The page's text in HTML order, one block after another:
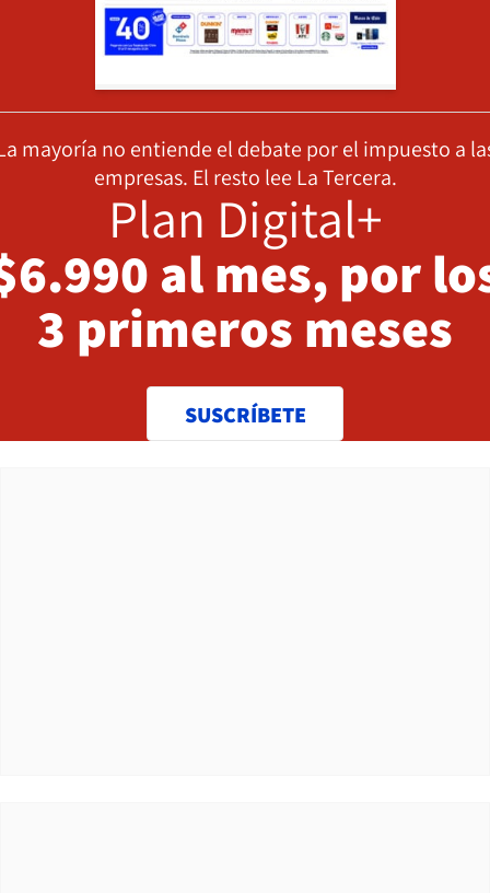
mayoría no entiende el debate por el impuesto a
empresas. El resto lee La Tercera.
Plan Digital+
al mes, por
3 primeros meses
SUSCRÍBETE